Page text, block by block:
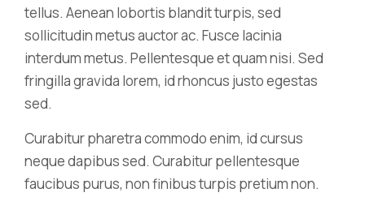
tellus. Aenean lobortis blandit turpis, sed
sollicitudin metus auctor ac. Fusce lacinia
interdum metus. Pellentesque et quam nisi. Sed
fringilla gravida lorem, id rhoncus justo egestas
sed.
Curabitur pharetra commodo enim, id cursus
neque dapibus sed. Curabitur pellentesque
faucibus purus, non finibus turpis pretium non.